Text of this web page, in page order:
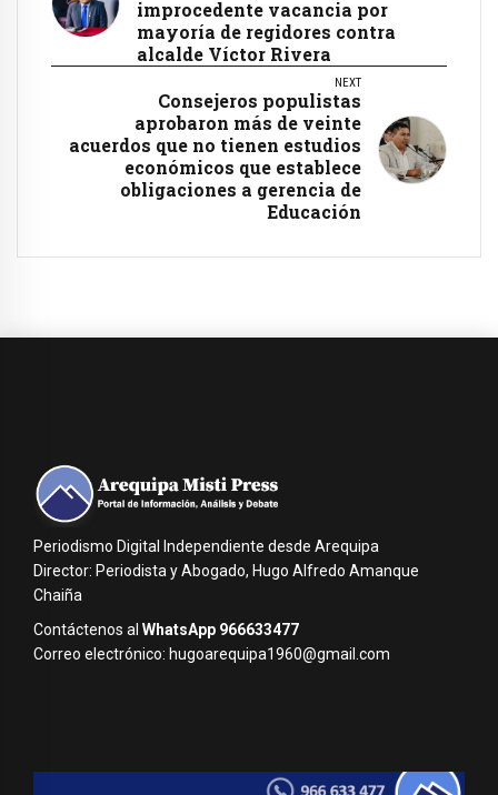
improcedente vacancia por
mayoría de regidores contra
alcalde Víctor Rivera
NEXT
Consejeros populistas
aprobaron más de veinte
acuerdos que no tienen estudios
económicos que establece
obligaciones a gerencia de
Educación
Periodismo Digital Independiente desde Arequipa
Director: Periodista y Abogado, Hugo Alfredo Amanque
Chaiña
Contáctenos al WhatsApp 966633477
Correo electrónico: hugoarequipa1960@gmail.com